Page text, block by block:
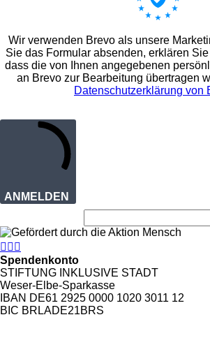
Wir verwenden Brevo als unsere
Sie das Formular absenden, erklären
dass die von Ihnen angegebenen
an Brevo zur Bearbeitung übertragen
Datenschutzerklärung von
ANMELDEN
  
Spendenkonto
STIFTUNG INKLUSIVE STADT
Weser-Elbe-Sparkasse
IBAN DE61 2925 0000 1020 3011 12
BIC BRLADE21BRS